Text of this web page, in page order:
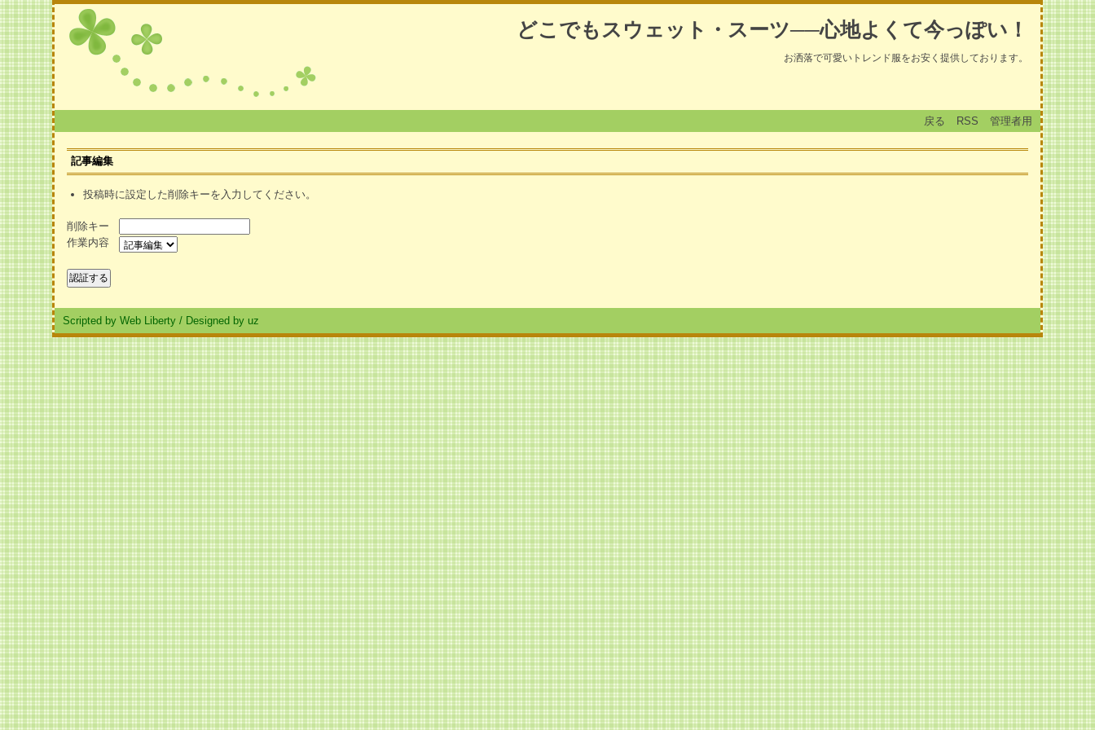
どこでもスウェット・スーツ──心地よくて今っぽい！
お洒落で可愛いトレンド服をお安く提供しております。
戻る RSS 管理者用
記事編集
投稿時に設定した削除キーを入力してください。
削除キー
作業内容
Scripted by Web Liberty / Designed by uz